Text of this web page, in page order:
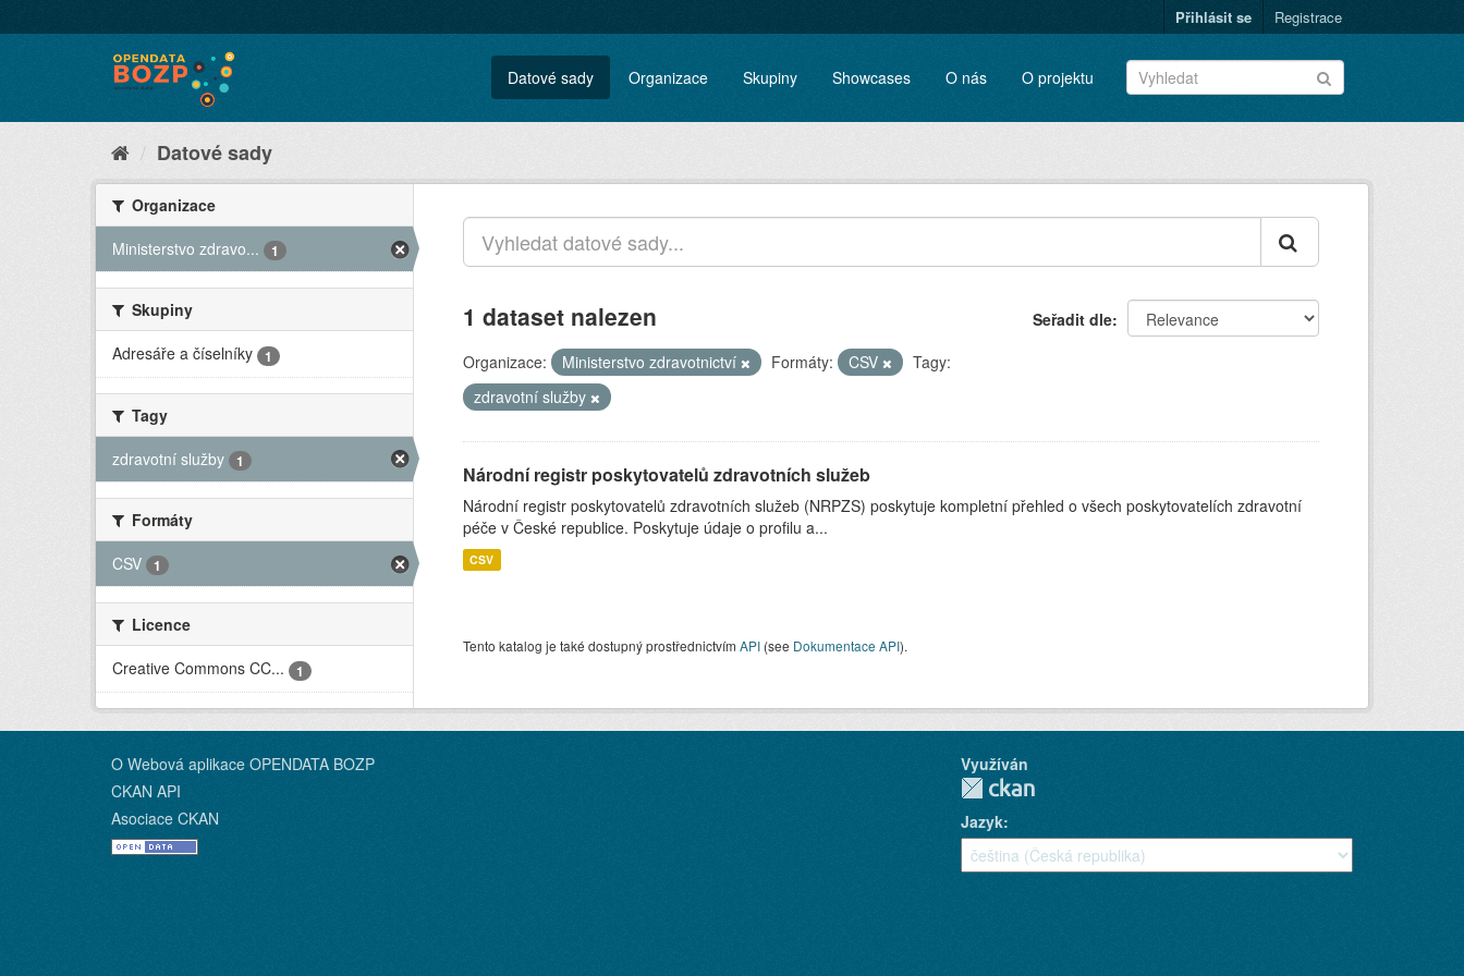
Přihlásit se Registrace
Datové sady Organizace Skupiny Showcases O nás O projektu
Datové sady
Organizace
Ministerstvo zdravo...
1
Skupiny
Adresáře a číselníky
1
Tagy
zdravotní služby
1
Formáty
CSV
1
Licence
Creative Commons CC...
1
Seřadit dle
1 dataset nalezen
Organizace: Ministerstvo zdravotnictví Formáty: CSV
Tagy:
zdravotní služby
Národní registr poskytovatelů zdravotních služeb
Národní registr poskytovatelů zdravotních služeb (NRPZS) poskytuje kompletní přehled o všech poskytovatelích zdravotní
péče v České republice. Poskytuje údaje o profilu a...
CSV
Tento katalog je také dostupný prostřednictvím API (see Dokumentace API).
O Webová aplikace OPENDATA BOZP
CKAN API
Asociace CKAN
Využíván
Jazyk